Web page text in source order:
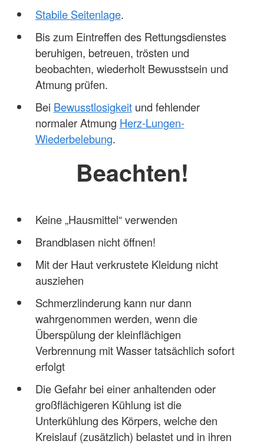
Stabile Seitenlage.
Bis zum Eintreffen des Rettungsdienstes
beruhigen, betreuen, trösten und
beobachten, wiederholt Bewusstsein und
Atmung prüfen.
Bei Bewusstlosigkeitund fehlender
normaler Atmung Herz-Lungen-
Wiederbelebung.
Beachten!
Keine „Hausmittel“ verwenden
Brandblasen nicht öffnen!
Mit der Haut verkrustete Kleidung nicht
ausziehen
Schmerzlinderung kann nur dann
wahrgenommen werden, wenn die
Überspülung der kleinflächigen
Verbrennung mit Wasser tatsächlich sofort
erfolgt
Die Gefahr bei einer anhaltenden oder
großflächigeren Kühlung ist die
Unterkühlung des Körpers, welche den
Kreislauf (zusätzlich) belastet und in ihren